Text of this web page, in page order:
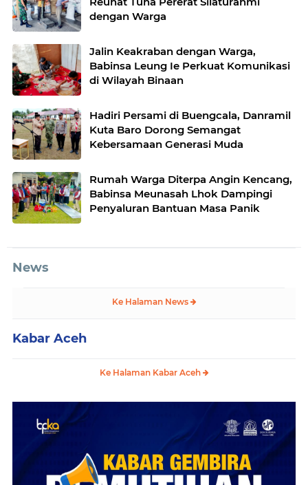
dengan Warga
Jalin Keakraban dengan Warga,
Babinsa Leung Ie Perkuat Komunikasi
di Wilayah Binaan
Hadiri Persami di Buengcala, Danramil
Kuta Baro Dorong Semangat
Kebersamaan Generasi Muda
Rumah Warga Diterpa Angin Kencang,
Babinsa Meunasah Lhok Dampingi
Penyaluran Bantuan Masa Panik
News
Ke Halaman News
Kabar Aceh
Ke Halaman Kabar Aceh